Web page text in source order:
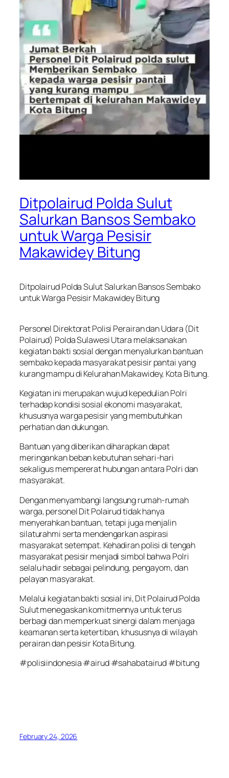
Ditpolairud Polda Sulut
Salurkan Bansos Sembako
untuk Warga Pesisir
Makawidey Bitung
Ditpolairud Polda Sulut Salurkan Bansos Sembako
untuk Warga Pesisir Makawidey Bitung
Personel Direktorat Polisi Perairan dan Udara (Dit
Polairud) Polda Sulawesi Utara melaksanakan
kegiatan bakti sosial dengan menyalurkan bantuan
sembako kepada masyarakat pesisir pantai yang
kurang mampu di Kelurahan Makawidey, Kota Bitung.
Kegiatan ini merupakan wujud kepedulian Polri
terhadap kondisi sosial ekonomi masyarakat,
khususnya warga pesisir yang membutuhkan
perhatian dan dukungan.
Bantuan yang diberikan diharapkan dapat
meringankan beban kebutuhan sehari-hari
sekaligus mempererat hubungan antara Polri dan
masyarakat.
Dengan menyambangi langsung rumah-rumah
warga, personel Dit Polairud tidak hanya
menyerahkan bantuan, tetapi juga menjalin
silaturahmi serta mendengarkan aspirasi
masyarakat setempat. Kehadiran polisi di tengah
masyarakat pesisir menjadi simbol bahwa Polri
selalu hadir sebagai pelindung, pengayom, dan
pelayan masyarakat.
Melalui kegiatan bakti sosial ini, Dit Polairud Polda
Sulut menegaskan komitmennya untuk terus
berbagi dan memperkuat sinergi dalam menjaga
keamanan serta ketertiban, khususnya di wilayah
perairan dan pesisir Kota Bitung.
#polisiindonesia #airud #sahabatairud #bitung
February 24, 2026